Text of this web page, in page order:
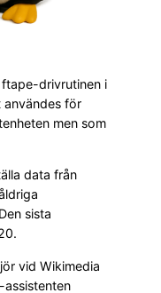
drivrutinen i
användes för
men som
data från
sista
vid Wikimedia
assistenten